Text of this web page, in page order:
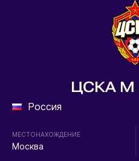
ЦСКА М
Россия
МЕСТОНАХОЖДЕНИЕ
Москва